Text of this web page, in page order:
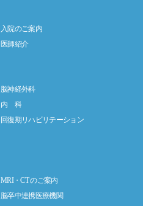
入院のご案内
医師紹介
脳神経外科
内 科
回復期リハビリテーション
MRI・CT のご案内
脳卒中連携医療機関